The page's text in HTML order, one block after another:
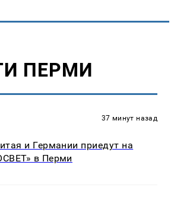
ПЕРМИ
37 минут назад
и Германии приедут на
в Перми